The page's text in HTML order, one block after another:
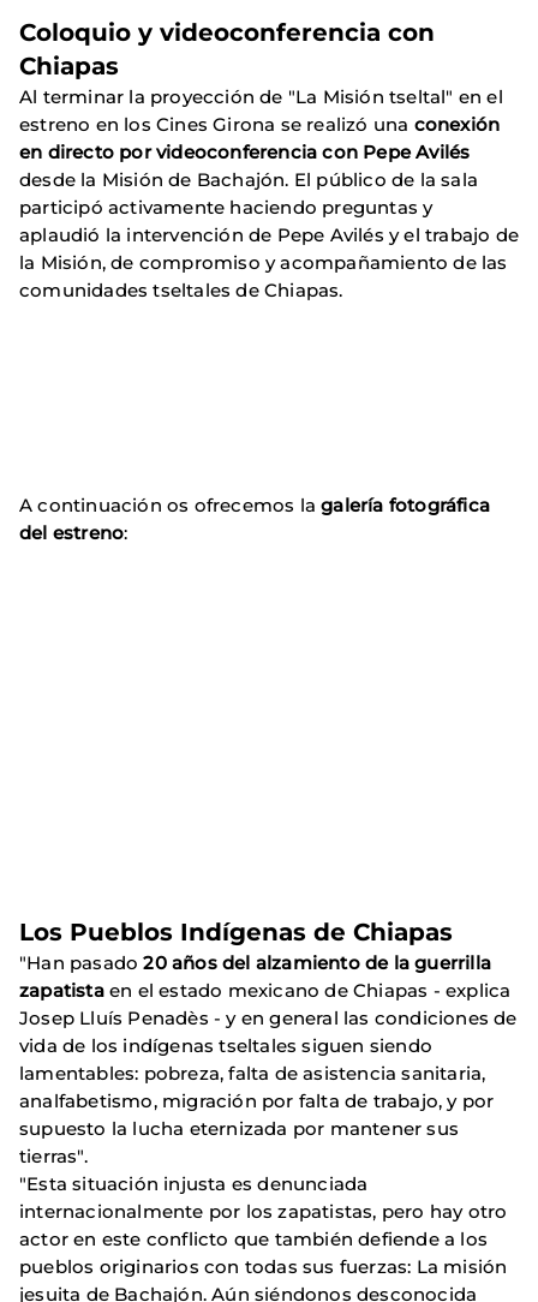
Coloquio y videoconferencia con
Chiapas
Al terminar la proyección de "La Misión tseltal" en el
estreno en los Cines Girona se realizó una conexión
en directo por videoconferencia con Pepe Avilés
desde la Misión de Bachajón. El público de la sala
participó activamente haciendo preguntas y
aplaudió la intervención de Pepe Avilés y el trabajo de
la Misión, de compromiso y acompañamiento de las
comunidades tseltales de Chiapas.
A continuación os ofrecemos lagalería fotográfica
del estreno:
Los Pueblos Indígenas de Chiapas
"Han pasado20 años del alzamiento de la guerrilla
zapatistaen el estado mexicano de Chiapas - explica
Josep Lluís Penadès - y en general las condiciones de
vida de los indígenas tseltales siguen siendo
lamentables: pobreza, falta de asistencia sanitaria,
analfabetismo, migración por falta de trabajo, y por
supuesto la lucha eternizada por mantener sus
tierras".
"Esta situación injusta es denunciada
internacionalmente por los zapatistas, pero hay otro
actor en este conflicto que también defiende a los
pueblos originarios con todas sus fuerzas: La misión
jesuita de Bachajón. Aún siéndonos desconocida